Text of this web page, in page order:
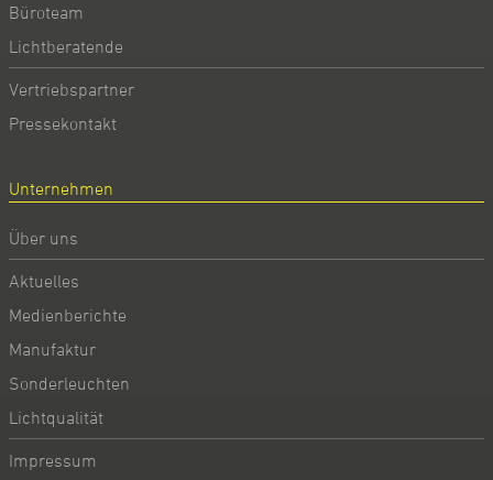
Büroteam
Lichtberatende
Vertriebspartner
Pressekontakt
Unternehmen
Über uns
Aktuelles
Medienberichte
Manufaktur
Sonderleuchten
Lichtqualität
Impressum